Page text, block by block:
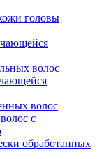
головы
волос
волос
с
обработанных